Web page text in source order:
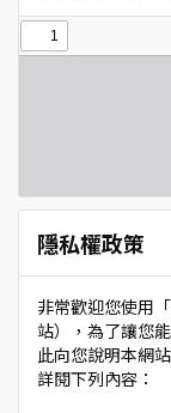
隱私權政策
非常歡迎您使用
站），為了讓您
此向您說明本網
詳閱下列內容：